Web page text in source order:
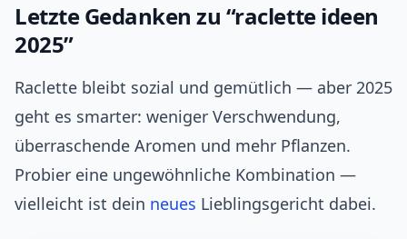
Letzte Gedanken zu “raclette ideen
2025”
Raclette bleibt sozial und gemütlich — aber 2025
geht es smarter: weniger Verschwendung,
überraschende Aromen und mehr Pflanzen.
Probier eine ungewöhnliche Kombination —
vielleicht ist dein neues Lieblingsgericht dabei.